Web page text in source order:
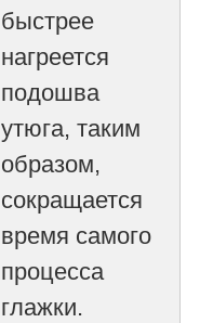
быстрее
нагреется
подошва
утюга, таким
образом,
сокращается
время самого
процесса
глажки.